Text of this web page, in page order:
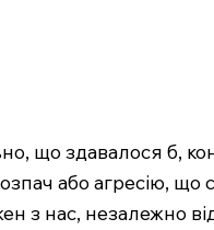
що здавалося б,
або агресію, що
з нас, незалежно від